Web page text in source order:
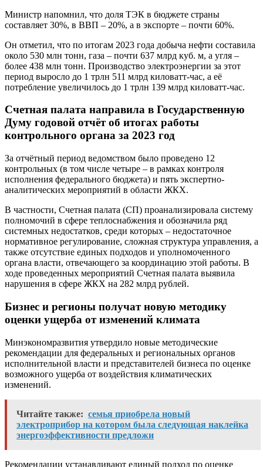
Министр напомнил, что доля ТЭК в бюджете страны
составляет 30%, в ВВП – 20%, а в экспорте – почти 60%.
Он отметил, что по итогам 2023 года добыча нефти составила
около 530 млн тонн, газа – почти 637 млрд куб. м, а угля –
более 438 млн тонн. Производство электроэнергии за этот
период выросло до 1 трлн 511 млрд киловатт-час, а её
потребление увеличилось до 1 трлн 139 млрд киловатт-час.
Счетная палата направила в Государственную
Думу годовой отчёт об итогах работы
контрольного органа за 2023 год
За отчётный период ведомством было проведено 12
контрольных (в том числе четыре – в рамках контроля
исполнения федерального бюджета) и пять экспертно-
аналитических мероприятий в области ЖКХ.
В частности, Счетная палата (СП) проанализировала систему
полномочий в сфере теплоснабжения и обозначила ряд
системных недостатков, среди которых – недостаточное
нормативное регулирование, сложная структура управления, а
также отсутствие единых подходов и уполномоченного
органа власти, отвечающего за координацию этой работы. В
ходе проведенных мероприятий Счетная палата выявила
нарушения в сфере ЖКХ на 282 млрд рублей.
Бизнес и регионы получат новую методику
оценки ущерба от изменений климата
Минэкономразвития утвердило новые методические
рекомендации для федеральных и региональных органов
исполнительной власти и представителей бизнеса по оценке
возможного ущерба от воздействия климатических
изменений.
Читайте также: семья приобрела новый
электроприбор на котором была следующая наклейка
энергоэффективности предложи
Рекомендации устанавливают единый подход по оценке